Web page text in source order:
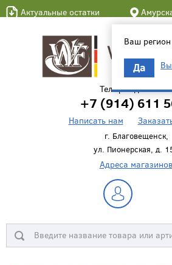
Актуальные остатки
Ваш регион
Да
Телефон для связи
+7 (914) 611
Написать нам
г. Благовещенск,
ул. Пионерская, д.
Адреса магазинов